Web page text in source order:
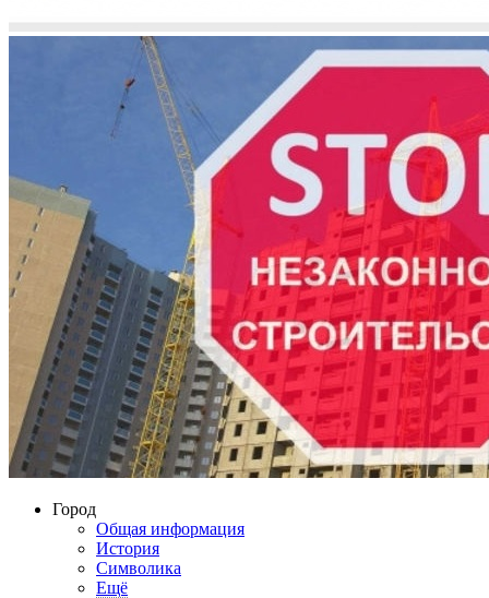
Город
Общая информация
История
Символика
Ещё